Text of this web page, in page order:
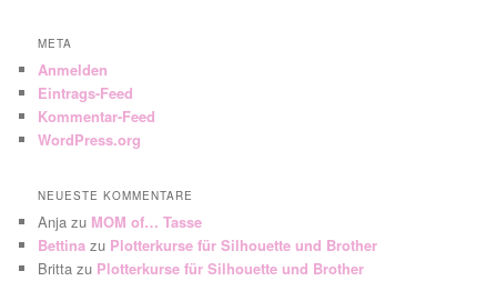
META
Anmelden
Eintrags-Feed
Kommentar-Feed
WordPress.org
NEUESTE KOMMENTARE
Anja zu MOM of… Tasse
Bettina zu Plotterkurse für Silhouette und Brother
Britta zu Plotterkurse für Silhouette und Brother